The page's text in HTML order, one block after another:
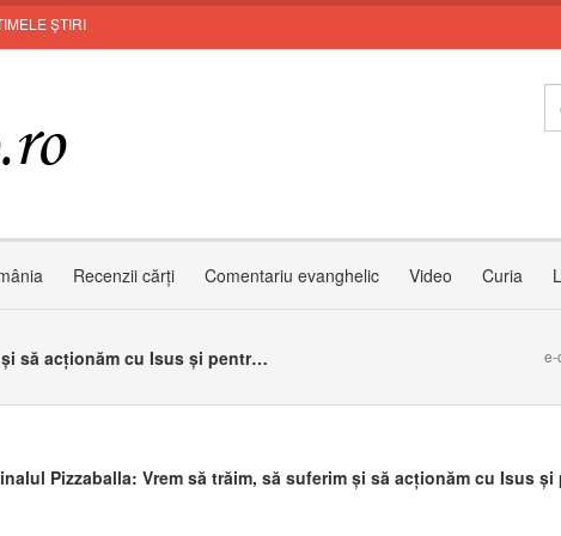
ȘTIRI
Recenzii cărți Comentariu evanghelic Video Curia
Cardinalul Pizzaballa: Vrem să trăim, să suferim și să acționăm cu Isus și pentru Isus e-
Pizzaballa: Vrem să trăim, să suferim și să acționăm cu Isus și